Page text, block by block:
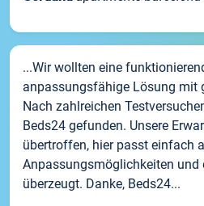
...Wir wollten eine
anpassungsfähige Lösung mit
Nach zahlreichen
Beds24 gefunden. Unsere
übertroffen, hier passt einfach
Anpassungsmöglichkeiten und
überzeugt. Danke, Beds24...